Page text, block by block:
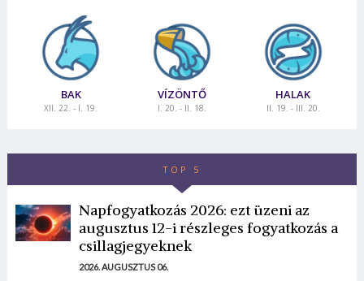
BAK
XII. 22. - I. 19.
VÍZÖNTŐ
I. 20. - II. 18.
HALAK
II. 19. - III. 20.
TOP 5
Napfogyatkozás 2026: ezt üzeni az
augusztus 12-i részleges fogyatkozás a
csillagjegyeknek
2026. AUGUSZTUS 06.